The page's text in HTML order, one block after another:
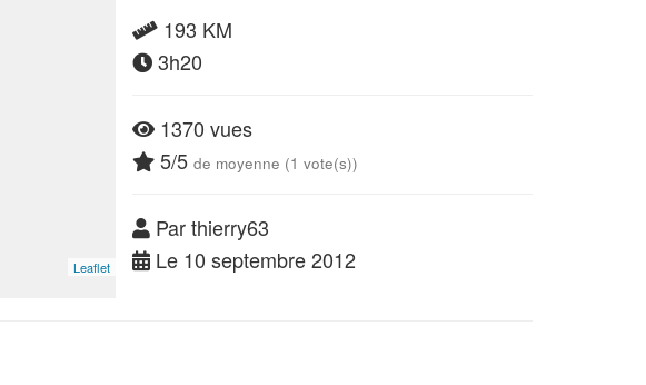
Leaflet
193 KM
3h20
1370 vues
5/5 de moyenne (1 vote(s))
Par thierry63
Le 10 septembre 2012